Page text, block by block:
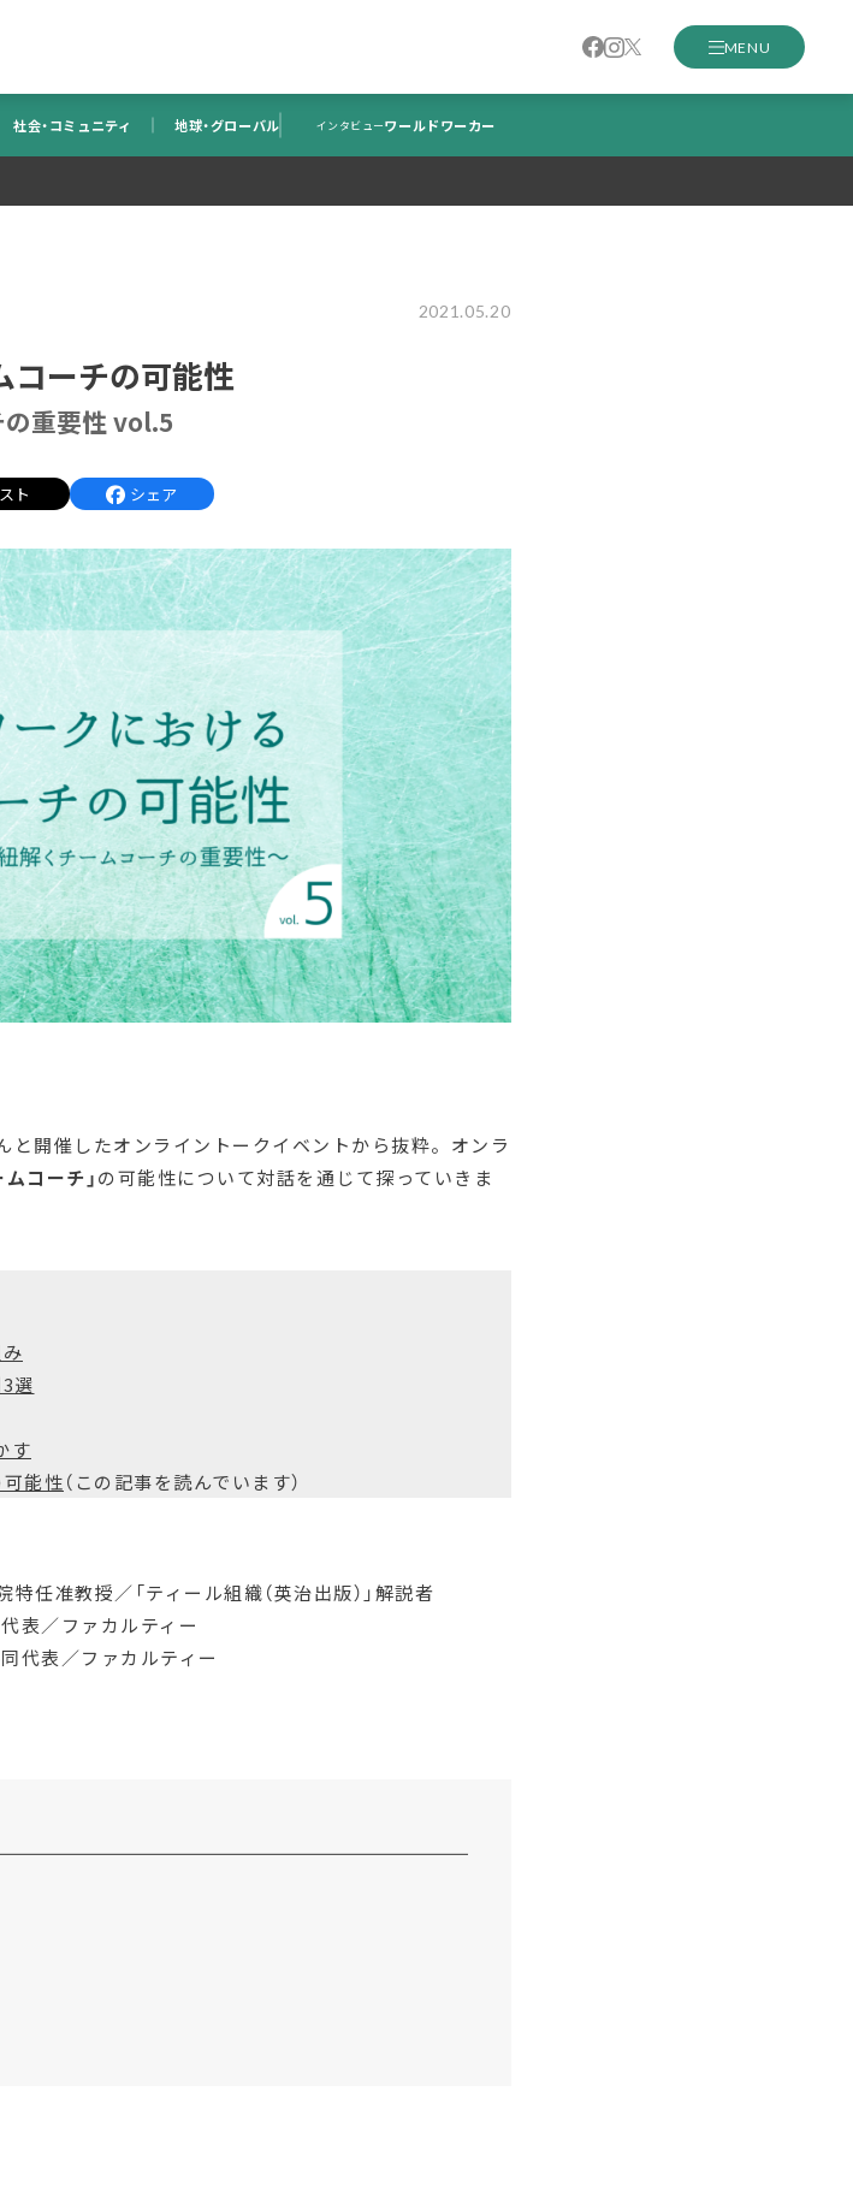
MENU
社会・コミュニティ 地球・グローバル インタビューワールドワーカー
2021.05.20
コーチの可能性
の重要性 vol.5
ト シェア
開催したオンライントークイベントから抜粋。オンラ
ムコーチ」の可能性について対話を通じて探っていきま
選
す
能性（この記事を読んでいます）
任准教授／「ティール組織（英治出版）」解説者
表／ファカルティー
代表／ファカルティー